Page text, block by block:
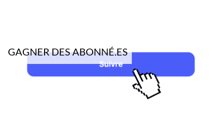
GAGNER DES ABONNÉ.ES